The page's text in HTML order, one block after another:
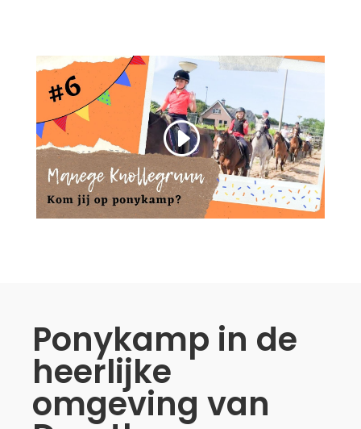
Ponykamp in de
heerlijke
omgeving van